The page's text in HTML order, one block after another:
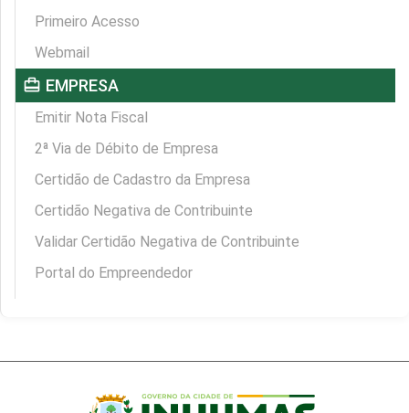
Primeiro Acesso
Webmail
card_travel EMPRESA
Emitir Nota Fiscal
2ª Via de Débito de Empresa
Certidão de Cadastro da Empresa
Certidão Negativa de Contribuinte
Validar Certidão Negativa de Contribuinte
Portal do Empreendedor